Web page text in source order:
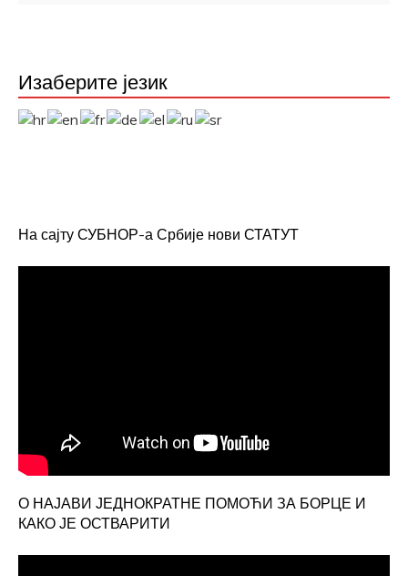
Изаберите језик
На сајту СУБНОР-а Србије нови СТАТУТ
О НАЈАВИ ЈЕДНОКРАТНЕ ПОМОЋИ ЗА БОРЦЕ И
КАКО ЈЕ ОСТВАРИТИ